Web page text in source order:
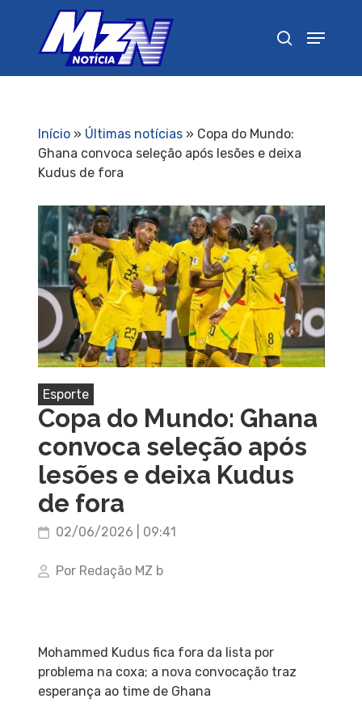
Início» Últimas notícias» Copa do Mundo:
Ghana convoca seleção após lesões e deixa
Kudus de fora
Esporte
Copa do Mundo: Ghana
convoca seleção após
lesões e deixa Kudus
de fora
02/06/2026 | 09:41
Por Redação MZ b
Mohammed Kudus fica fora da lista por
problema na coxa; a nova convocação traz
esperança ao time de Ghana